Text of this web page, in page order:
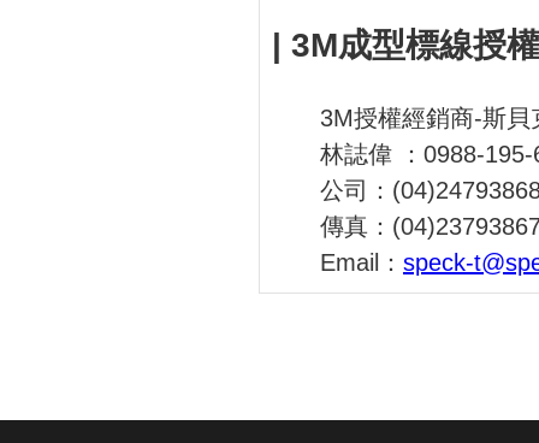
| 3M成型標線授
3M授權經銷商-斯
林誌偉 ：0988-195-
公司：
傳真：
Email： speck-